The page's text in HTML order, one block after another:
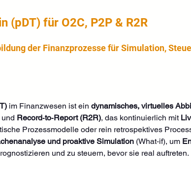
(pDT) für O2C, P2P & R2R
der Finanzprozesse für Simulation,
im Finanzwesen ist ein dynamisches, virtuelles
und Record‑to‑Report (R2R), das kontinuierlich mit
Prozessmodelle oder rein retrospektives
und proaktive Simulation (What‑if), um
und zu steuern, bevor sie real auftreten.